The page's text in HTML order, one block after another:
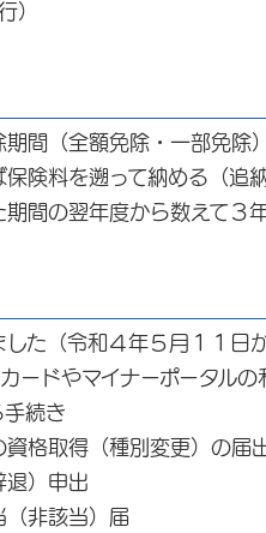
）
間（全額免除・一部免除
険料を遡って納める（追
間の翌年度から数えて３
た（令和４年５月１１日か
ードやマイナーポータルの
続き
格取得（種別変更）の届
）申出
非該当）届